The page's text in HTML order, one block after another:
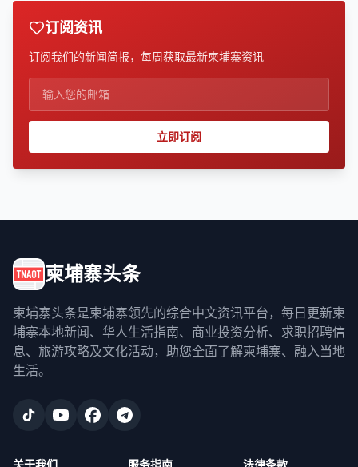
订阅资讯
订阅我们的新闻简报，每周获取最新柬埔寨资讯
立即订阅
柬埔寨头条
柬埔寨头条是柬埔寨领先的综合中文资讯平台，每日更新柬
埔寨本地新闻、华人生活指南、商业投资分析、求职招聘信
息、旅游攻略及文化活动，助您全面了解柬埔寨、融入当地
生活。
关于我们 服务指南 法律条款